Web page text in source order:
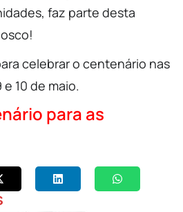
faz parte desta
celebrar o centenário nas
10 de maio.
para as